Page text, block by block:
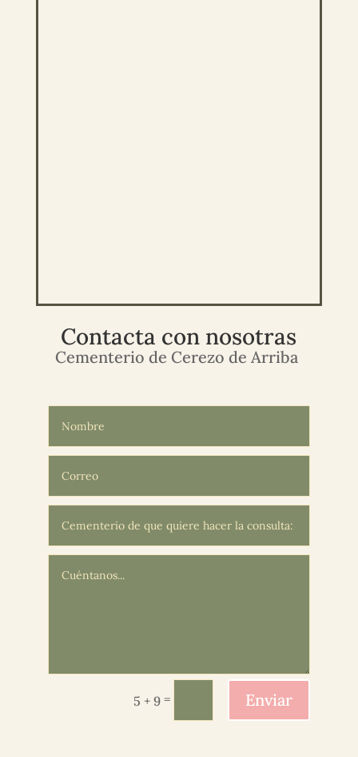
Contacta con nosotras
Cementerio de Cerezo de Arriba
5 + 9 = Enviar